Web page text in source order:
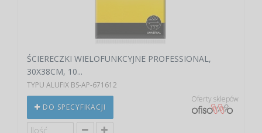
ŚCIERECZKI WIELOFUNKCYJNE PROFESSIONAL,
30X38CM, 10...
TYPU ALUFIX BS-AP-671612
DO SPECYFIKACJI
Oferty sklepów